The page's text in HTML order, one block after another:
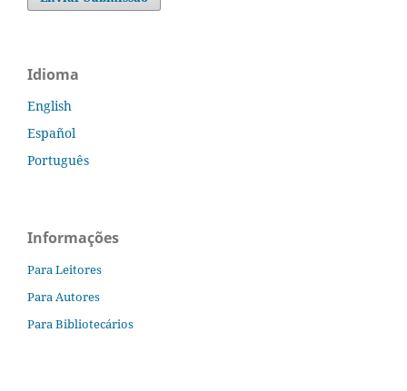
Idioma
English
Español
Português
Informações
Para Leitores
Para Autores
Para Bibliotecários